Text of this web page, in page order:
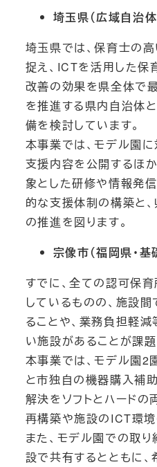
埼玉県（広域自治体
埼玉県では、保育士の
捉え、ICTを活用した
改善の効果を県全体で
を推進する県内自治体
備を検討しています。
本事業では、モデル園
支援内容を公開するほ
象とした研修や情報発
的な支援体制の構築と
の推進を図ります。
宗像市（福岡県・
すでに、全ての認可保
しているものの、施設
ることや、業務負担軽
い施設があることが課題
本事業では、モデル園2
と市独自の機器購入補
解決をソフトとハードの
再構築や施設のICT環境
また、モデル園での取
設で共有するとともに、